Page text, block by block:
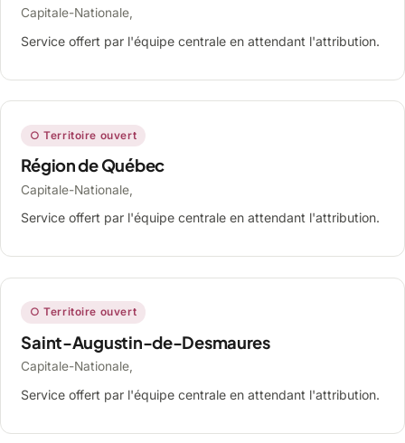
Capitale-Nationale,
Service offert par l'équipe centrale en attendant l'attribution.
○ Territoire ouvert
Région de Québec
Capitale-Nationale,
Service offert par l'équipe centrale en attendant l'attribution.
○ Territoire ouvert
Saint-Augustin-de-Desmaures
Capitale-Nationale,
Service offert par l'équipe centrale en attendant l'attribution.